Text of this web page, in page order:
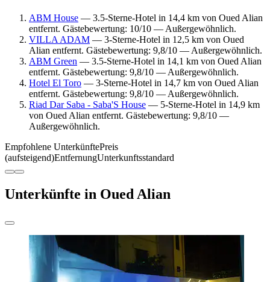
ABM House — 3.5-Sterne-Hotel in 14,4 km von Oued Alian
entfernt. Gästebewertung: 10/10 — Außergewöhnlich.
VILLA ADAM — 3-Sterne-Hotel in 12,5 km von Oued
Alian entfernt. Gästebewertung: 9,8/10 — Außergewöhnlich.
ABM Green — 3.5-Sterne-Hotel in 14,1 km von Oued Alian
entfernt. Gästebewertung: 9,8/10 — Außergewöhnlich.
Hotel El Toro — 3-Sterne-Hotel in 14,7 km von Oued Alian
entfernt. Gästebewertung: 9,8/10 — Außergewöhnlich.
Riad Dar Saba - Saba'S House — 5-Sterne-Hotel in 14,9 km
von Oued Alian entfernt. Gästebewertung: 9,8/10 —
Außergewöhnlich.
Empfohlene UnterkünftePreis
(aufsteigend)EntfernungUnterkunftsstandard
Unterkünfte in Oued Alian